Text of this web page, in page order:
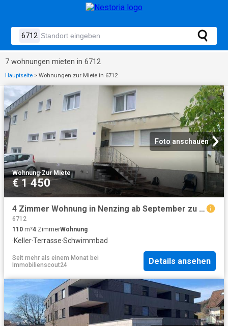
7 wohnungen mieten in 6712
Hauptseite > Wohnungen zur Miete in 6712
Foto anschauen
Wohnung·Zur Miete
€ 1 450
4 Zimmer Wohnung in Nenzing ab September zu vermieten
6712
110 m²4 ZimmerWohnung
·Keller·Terrasse·Schwimmbad
Seit mehr als einem Monat bei
Immobilienscout24
Details ansehen